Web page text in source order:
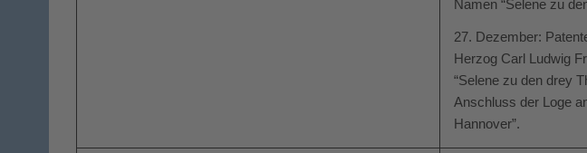
Namen “Selene zu
27. Dezember:
Herzog Carl Ludwig
“Selene zu den drey
Anschluss der Loge
Hannover”.